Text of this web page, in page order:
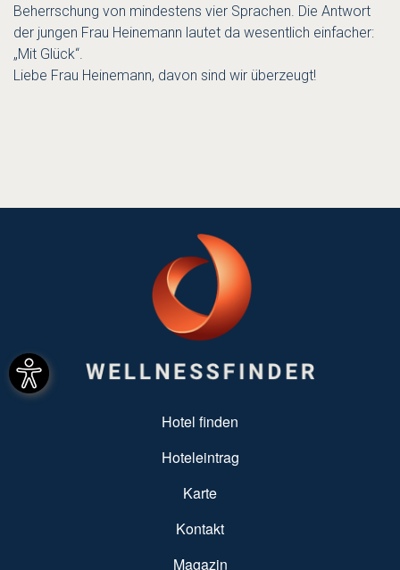
Beherrschung von mindestens vier Sprachen. Die Antwort
der jungen Frau Heinemann lautet da wesentlich einfacher:
„Mit Glück“.
Liebe Frau Heinemann, davon sind wir überzeugt!
Hotel finden
Hoteleintrag
Karte
Kontakt
Magazin